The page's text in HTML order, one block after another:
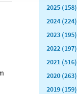
2025 (158)
2024 (224)
2023 (195)
2022 (197)
2021 (516)
2020 (263)
2019 (159)